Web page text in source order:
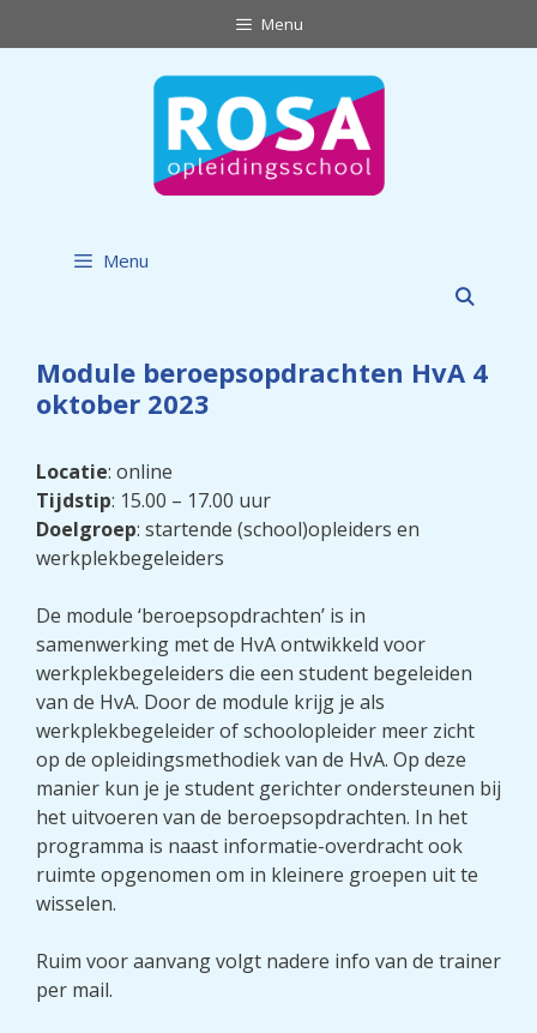
naar
Menu
Menu
Module beroepsopdrachten HvA 4
oktober 2023
Locatie: online
Tijdstip: 15.00 – 17.00 uur
Doelgroep: startende (school)opleiders en
werkplekbegeleiders
De module ‘beroepsopdrachten’ is in
samenwerking met de HvA ontwikkeld voor
werkplekbegeleiders die een student begeleiden
van de HvA. Door de module krijg je als
werkplekbegeleider of schoolopleider meer zicht
op de opleidingsmethodiek van de HvA. Op deze
manier kun je je student gerichter ondersteunen bij
het uitvoeren van de beroepsopdrachten. In het
programma is naast informatie-overdracht ook
ruimte opgenomen om in kleinere groepen uit te
wisselen.
Ruim voor aanvang volgt nadere info van de trainer
per mail.